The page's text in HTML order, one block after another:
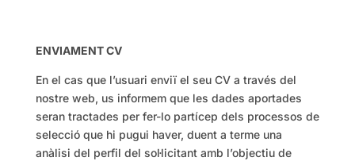
ENVIAMENT CV
En el cas que l’usuari enviï el seu CV a través del
nostre web, us informem que les dades aportades
seran tractades per fer-lo partícep dels processos de
selecció que hi pugui haver, duent a terme una
anàlisi del perfil del sol·licitant amb l’objectiu de